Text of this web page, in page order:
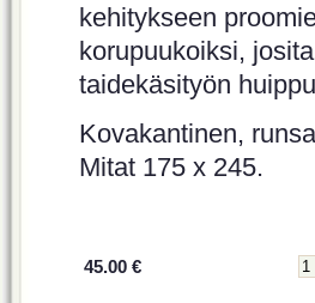
kehitykseen
korupuukoiksi,
taidekäsityön
Kovakantinen,
Mitat 175 x 245.
45.00 €